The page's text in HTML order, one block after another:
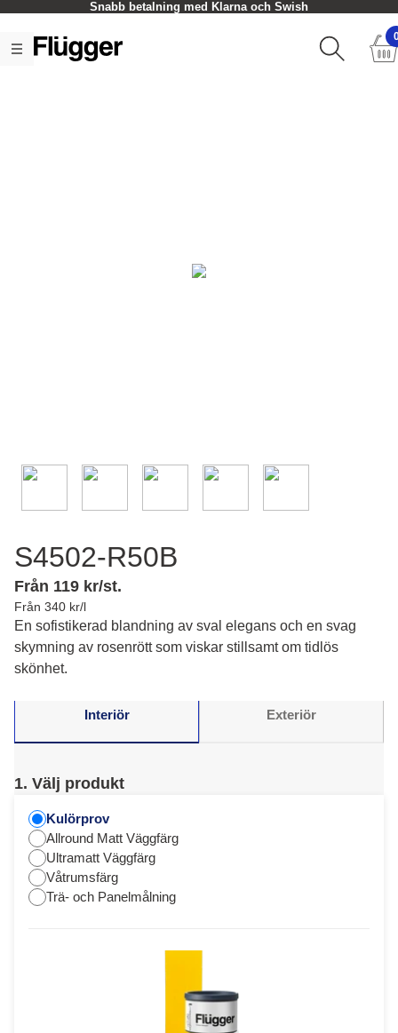
Snabb betalning med Klarna och Swish
S4502-R50B
Från 119 kr/st.
Från 340 kr/l
En sofistikerad blandning av sval elegans och en svag
skymning av rosenrött som viskar stillsamt om tidlös
skönhet.
Interiör Exteriör
1. Välj produkt
Kulörprov
Allround Matt Väggfärg
Ultramatt Väggfärg
Våtrumsfärg
Trä- och Panelmålning